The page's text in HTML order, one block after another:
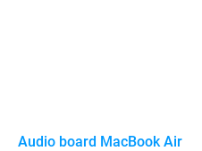
Audio board MacBook Air